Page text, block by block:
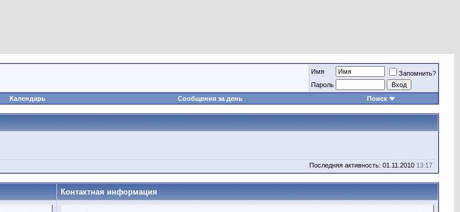
Имя
Запомнить?
Пароль
Календарь Сообщения за день Поиск
Последняя активность: 01.11.2010 13:17
Контактная информация